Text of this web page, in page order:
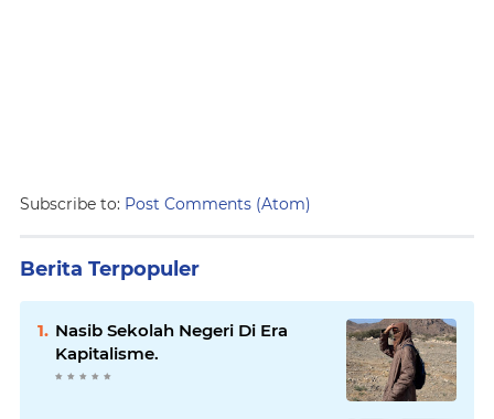
Subscribe to: Post Comments (Atom)
Berita Terpopuler
Nasib Sekolah Negeri Di Era
Kapitalisme.